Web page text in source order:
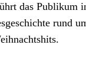
das Publikum
rund